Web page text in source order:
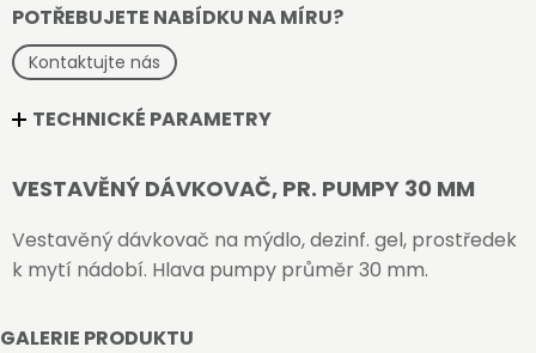
GALERIE PRODUKTU
POTŘEBUJETE NABÍDKU NA MÍRU?
Kontaktujte nás
TECHNICKÉ PARAMETRY
VESTAVĚNÝ DÁVKOVAČ, PR. PUMPY 30 MM
Vestavěný dávkovač na mýdlo, dezinf. gel, prostředek
k mytí nádobí. Hlava pumpy průměr 30 mm.